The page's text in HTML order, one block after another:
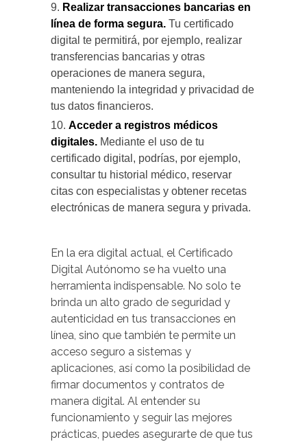
Realizar transacciones bancarias en
línea de forma segura. Tu certificado
digital te permitirá, por ejemplo, realizar
transferencias bancarias y otras
operaciones de manera segura,
manteniendo la integridad y privacidad de
tus datos financieros.
Acceder a registros médicos
digitales. Mediante el uso de tu
certificado digital, podrías, por ejemplo,
consultar tu historial médico, reservar
citas con especialistas y obtener recetas
electrónicas de manera segura y privada.
En la era digital actual, el Certificado
Digital Autónomo se ha vuelto una
herramienta indispensable. No solo te
brinda un alto grado de seguridad y
autenticidad en tus transacciones en
línea, sino que también te permite un
acceso seguro a sistemas y
aplicaciones, así como la posibilidad de
firmar documentos y contratos de
manera digital. Al entender su
funcionamiento y seguir las mejores
prácticas, puedes asegurarte de que tus